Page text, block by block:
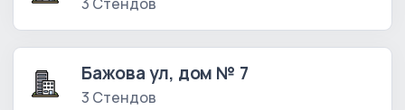
3 Стендов
Бажова ул, дом № 7
3 Стендов